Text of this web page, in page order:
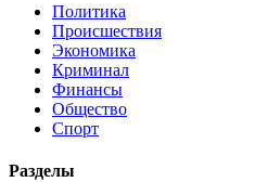
Политика
Происшествия
Экономика
Криминал
Финансы
Общество
Спорт
Разделы